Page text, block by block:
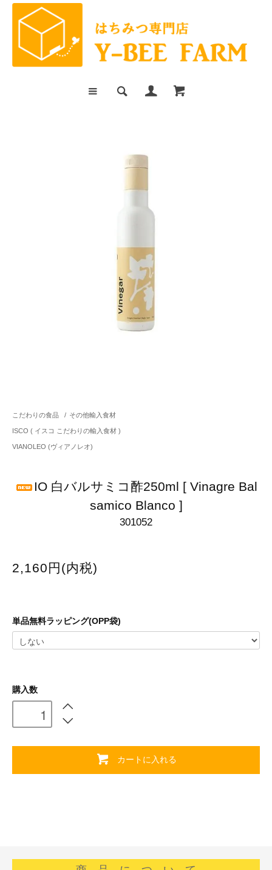
こだわりの食品 / その他輸入食材
ISCO ( イスコ こだわりの輸入食材 )
VIANOLEO (ヴィアノレオ)
IO 白バルサミコ酢250ml [ Vinagre Bal
samico Blanco ]
301052
2,160円(内税)
単品無料ラッピング(OPP袋)
購入数
カートに入れる